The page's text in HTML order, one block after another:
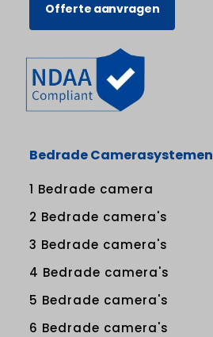
Offerte aanvragen
Bedrade Camerasystemen
1 Bedrade camera
2 Bedrade camera's
3 Bedrade camera's
4 Bedrade camera's
5 Bedrade camera's
6 Bedrade camera's